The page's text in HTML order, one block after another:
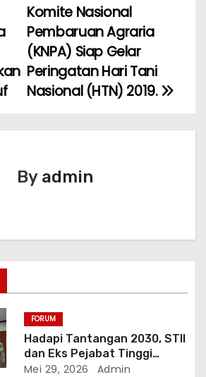
Komite Nasional
Pembaruan Agraria
(KNPA) Siap Gelar
Peringatan Hari Tani
Nasional (HTN) 2019.
By admin
FORUM
Hadapi Tantangan 2030, STII
dan Eks Pejabat Tinggi
Malaysia Serukan ASEAN
Mei 29, 2026 Admin